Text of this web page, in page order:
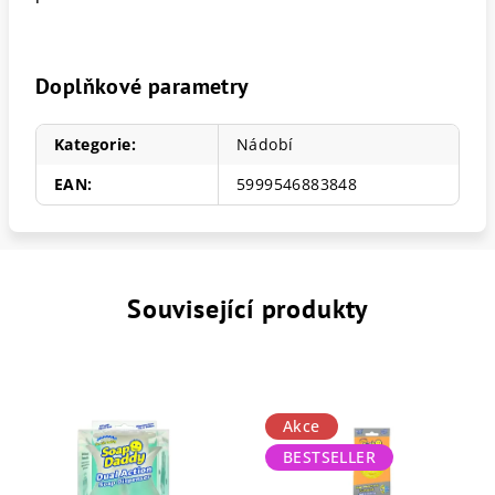
Doplňkové parametry
Kategorie:
Nádobí
EAN: 5999546883848
Související produkty
Akce
BESTSELLER